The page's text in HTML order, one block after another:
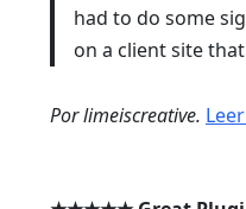
had to do some
on a client site
Por limeiscreative.